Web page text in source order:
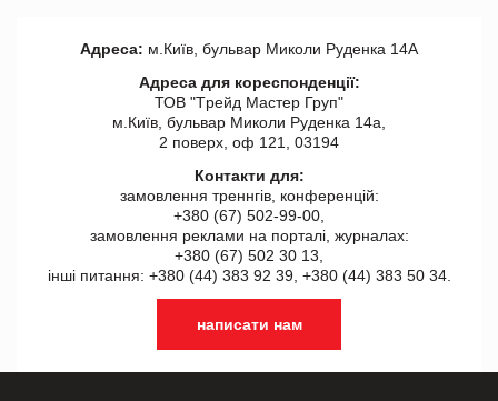
Адреса: м.Київ, бульвар Миколи Руденка 14А
Адреса для кореспонденції:
ТОВ "Tрейд Мастер Груп"
м.Київ, бульвар Миколи Руденка 14а,
2 поверх, оф 121, 03194
Контакти для:
замовлення треннгів, конференцій:
+380 (67) 502-99-00,
замовлення реклами на порталі, журналах:
+380 (67) 502 30 13,
інші питання: +380 (44) 383 92 39, +380 (44) 383 50 34.
написати нам